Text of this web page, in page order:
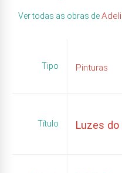
Ver todas as obras de
Tipo Pinturas
Título Luzes